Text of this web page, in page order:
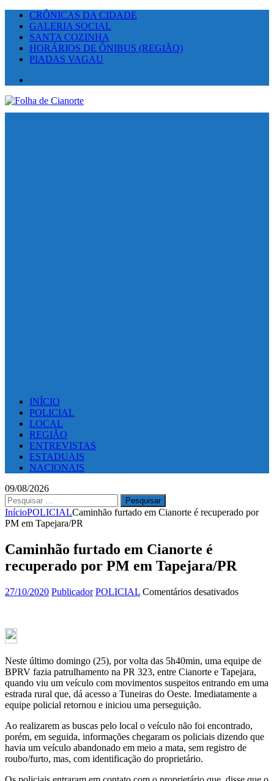
CRÔNICAS DA CIDADE
GALERIA SOCIAL
SANTA COZINHA
HORÁRIOS DE ÔNIBUS (REGIÃO)
PIADAS VAGAU
INÍCIO
POLICIAL
LOCAL
REGIÃO
ENTREVISTAS
ESTADUAIS
NACIONAIS
09/08/2026
Pesquisar
por:
InícioPOLICIALCaminhão furtado em Cianorte é recuperado por
PM em Tapejara/PR
Caminhão furtado em Cianorte é
recuperado por PM em Tapejara/PR
27/10/2020 Publicador POLICIAL Comentários desativadosem
por
PM
em
Neste último domingo (25), por volta das 5h40min, uma equipe de
BPRV fazia patrulhamento na PR 323, entre Cianorte e Tapejara,
quando viu um veículo com movimentos suspeitos entrando em uma
estrada rural que, dá acesso a Tuneiras do Oeste. Imediatamente a
equipe policial retornou e iniciou uma perseguição.
Ao realizarem as buscas pelo local o veículo não foi encontrado,
porém, em seguida, informações chegaram os policiais dizendo que
havia um veículo abandonado em meio a mata, sem registro de
roubo/furto, mas, com identificação do proprietário.